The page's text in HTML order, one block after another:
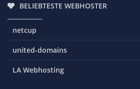
BELIEBTESTE WEBHOSTER
netcup
united-domains
LA Webhosting